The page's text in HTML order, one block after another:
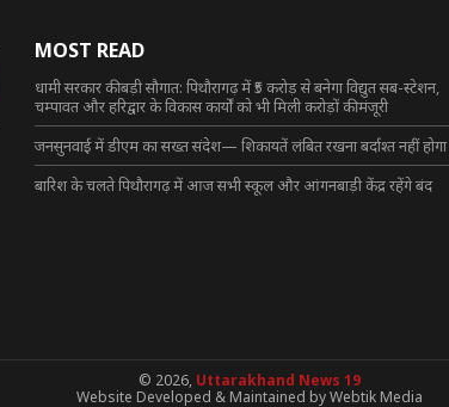
MOST READ
धामी सरकार की बड़ी सौगात: पिथौरागढ़ में ₹5 करोड़ से बनेगा विद्युत सब-स्टेशन,
चम्पावत और हरिद्वार के विकास कार्यों को भी मिली करोड़ों की मंजूरी
जनसुनवाई में डीएम का सख्त संदेश— शिकायतें लंबित रखना बर्दाश्त नहीं होगा
बारिश के चलते पिथौरागढ़ में आज सभी स्कूल और आंगनबाड़ी केंद्र रहेंगे बंद
© 2026, Uttarakhand News 19
Website Developed & Maintained by Webtik Media